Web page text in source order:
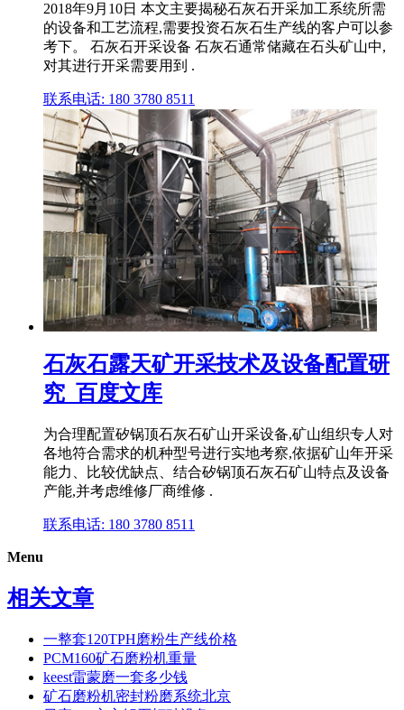
2018年9月10日 本文主要揭秘石灰石开采加工系统所需
的设备和工艺流程,需要投资石灰石生产线的客户可以参
考下。 石灰石开采设备 石灰石通常储藏在石头矿山中,
对其进行开采需要用到 .
联系电话: 180 3780 8511
石灰石露天矿开采技术及设备配置研
究_百度文库
为合理配置矽锅顶石灰石矿山开采设备,矿山组织专人对
各地符合需求的机种型号进行实地考察,依据矿山年开采
能力、比较优缺点、结合矽锅顶石灰石矿山特点及设备
产能,并考虑维修厂商维修 .
联系电话: 180 3780 8511
Menu
相关文章
一整套120TPH磨粉生产线价格
PCM160矿石磨粉机重量
keest雷蒙磨一套多少钱
矿石磨粉机密封粉磨系统北京